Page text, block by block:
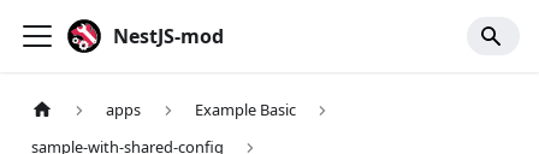
NestJS-mod
apps
Example Basic
sample-with-shared-config